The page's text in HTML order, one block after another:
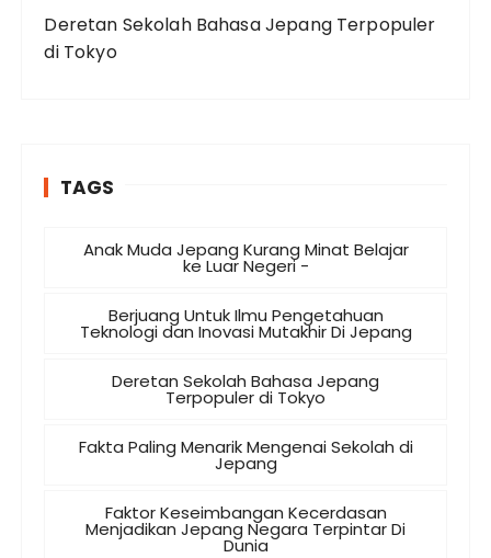
Deretan Sekolah Bahasa Jepang Terpopuler
di Tokyo
TAGS
Anak Muda Jepang Kurang Minat Belajar
ke Luar Negeri -
Berjuang Untuk Ilmu Pengetahuan
Teknologi dan Inovasi Mutakhir Di Jepang
Deretan Sekolah Bahasa Jepang
Terpopuler di Tokyo
Fakta Paling Menarik Mengenai Sekolah di
Jepang
Faktor Keseimbangan Kecerdasan
Menjadikan Jepang Negara Terpintar Di
Dunia